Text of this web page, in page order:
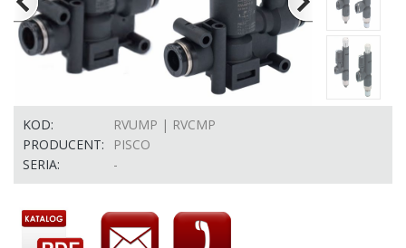
KOD:
RVUMP | RVCMP
PRODUCENT:
PISCO
SERIA:
-